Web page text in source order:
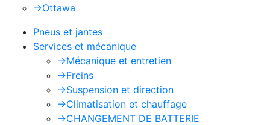
->Ottawa
Pneus et jantes
Services et mécanique
->Mécanique et entretien
->Freins
->Suspension et direction
->Climatisation et chauffage
->CHANGEMENT DE BATTERIE